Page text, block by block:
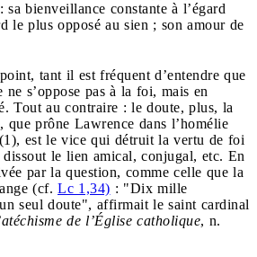
bienveillance constante à l’égard
le plus opposé au sien ; son amour de
tant il est fréquent d’entendre que
s’oppose pas à la foi, mais en
Tout au contraire : le doute, plus, la
que prône Lawrence dans l’homélie
est le vice qui détruit la vertu de foi
le lien amical, conjugal, etc. En
par la question, comme celle que la
(cf. Lc 1,34) : "Dix mille
seul doute", affirmait le saint cardinal
de l’Église catholique, n.